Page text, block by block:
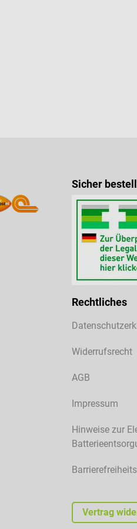
Sicher
Rechtliches
Widerrufsrecht
AGB
Impressum
Hinweise zur
Vertrag